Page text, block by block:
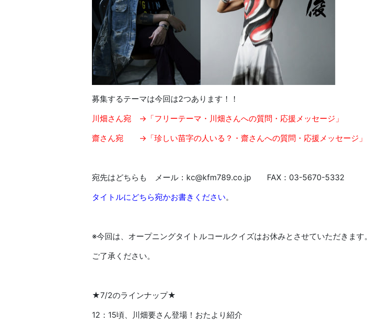
募集するテーマは今回は2つあります！！
川畑さん宛 →「フリーテーマ・川畑さんへの質問・応援メッセージ」
齋さん宛 →「珍しい苗字の人いる？・齋さんへの質問・応援メッセージ 」
宛先はどちらも メール：kc@kfm789.co.jp FAX：03-5670-5332
タイトルにどちら宛かお書きください。
※今回は、オープニングタイトルコールクイズはお休みとさせていただきます。
ご了承ください。
★7/2のラインナップ★
12：15頃、川畑要さん登場！おたより紹介